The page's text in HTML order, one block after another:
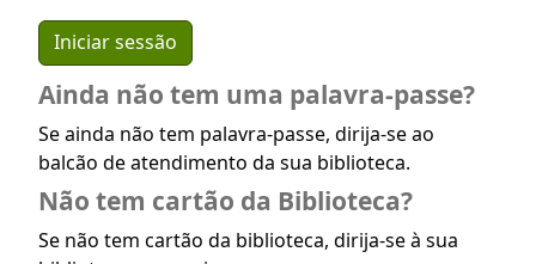
Ainda não tem uma palavra-passe?
Se ainda não tem palavra-passe, dirija-se ao
balcão de atendimento da sua biblioteca.
Não tem cartão da Biblioteca?
Se não tem cartão da biblioteca, dirija-se à sua